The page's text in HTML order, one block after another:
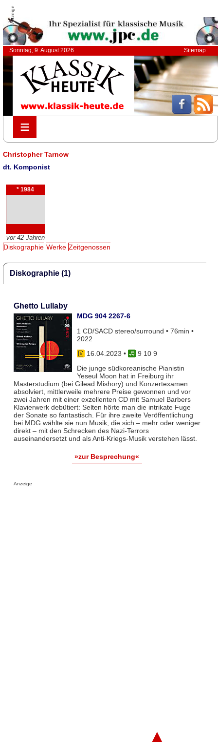
Anzeige
Sonntag, 9. August 2026 Sitemap
≡
≡
Christopher Tarnow
dt. Komponist
* 1984
vor 42 Jahren
Diskographie Werke Zeitgenossen
Diskographie (1)
Ghetto Lullaby
MDG 904 2267-6
1 CD/SACD stereo/surround • 76min •
2022
16.04.2023 •
9 10 9
Die junge südkoreanische Pianistin
Yeseul Moon hat in Freiburg ihr
Masterstudium (bei Gilead Mishory) und Konzertexamen
absolviert, mittlerweile mehrere Preise gewonnen und vor
zwei Jahren mit einer exzellenten CD mit Samuel Barbers
Klavierwerk debütiert: Selten hörte man die intrikate Fuge
der Sonate so fantastisch. Für ihre zweite Veröffentlichung
bei MDG wählte sie nun Musik, die sich – mehr oder weniger
direkt – mit den Schrecken des Nazi-Terrors
auseinandersetzt und als Anti-Kriegs-Musik verstehen lässt.
»zur Besprechung«
Anzeige
▲